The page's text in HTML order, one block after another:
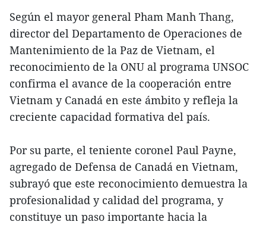
Según el mayor general Pham Manh Thang,
director del Departamento de Operaciones de
Mantenimiento de la Paz de Vietnam, el
reconocimiento de la ONU al programa UNSOC
confirma el avance de la cooperación entre
Vietnam y Canadá en este ámbito y refleja la
creciente capacidad formativa del país.
Por su parte, el teniente coronel Paul Payne,
agregado de Defensa de Canadá en Vietnam,
subrayó que este reconocimiento demuestra la
profesionalidad y calidad del programa, y
constituye un paso importante hacia la